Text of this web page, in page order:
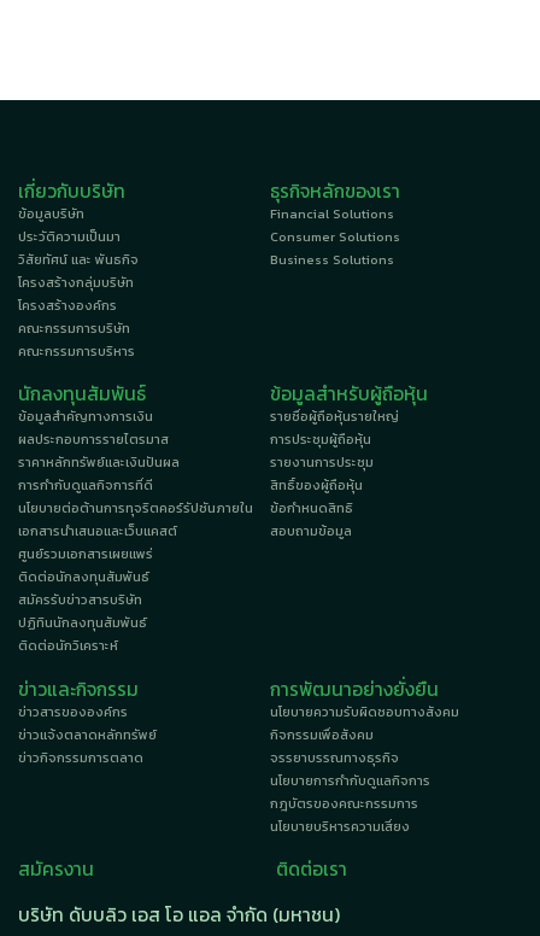
เกี่ยวกับบริษัท
ข้อมูลบริษัท
ประวัติความเป็นมา
วิสัยทัศน์ และ พันธกิจ
โครงสร้างกลุ่มบริษัท
โครงสร้างองค์กร
คณะกรรมการบริษัท
คณะกรรมการบริหาร
ธุรกิจหลักของเรา
Financial Solutions
Consumer Solutions
Business Solutions
นักลงทุนสัมพันธ์
ข้อมูลสำคัญทางการเงิน
ผลประกอบการรายไตรมาส
ราคาหลักทรัพย์และเงินปันผล
การกำกับดูแลกิจการที่ดี
นโยบายต่อต้านการทุจริตคอร์รัปชันภายใน
เอกสารนำเสนอและเว็บแคสต์
ศูนย์รวมเอกสารเผยแพร่
ติดต่อนักลงทุนสัมพันธ์
สมัครรับข่าวสารบริษัท
ปฏิทินนักลงทุนสัมพันธ์
ติดต่อนักวิเคราะห์
ข้อมูลสำหรับผู้ถือหุ้น
รายชื่อผู้ถือหุ้นรายใหญ่
การประชุมผู้ถือหุ้น
รายงานการประชุม
สิทธิ์ของผู้ถือหุ้น
ข้อกำหนดสิทธิ
สอบถามข้อมูล
ข่าวและกิจกรรม
ข่าวสารขององค์กร
ข่าวแจ้งตลาดหลักทรัพย์
ข่าวกิจกรรมการตลาด
การพัฒนาอย่างยั่งยืน
นโยบายความรับผิดชอบทางสังคม
กิจกรรมเพื่อสังคม
จรรยาบรรณทางธุรกิจ
นโยบายการกำกับดูแลกิจการ
กฎบัตรของคณะกรรมการ
นโยบายบริหารความเสี่ยง
สมัครงาน
ติดต่อเรา
บริษัท ดับบลิว เอส โอ แอล จำกัด (มหาชน)